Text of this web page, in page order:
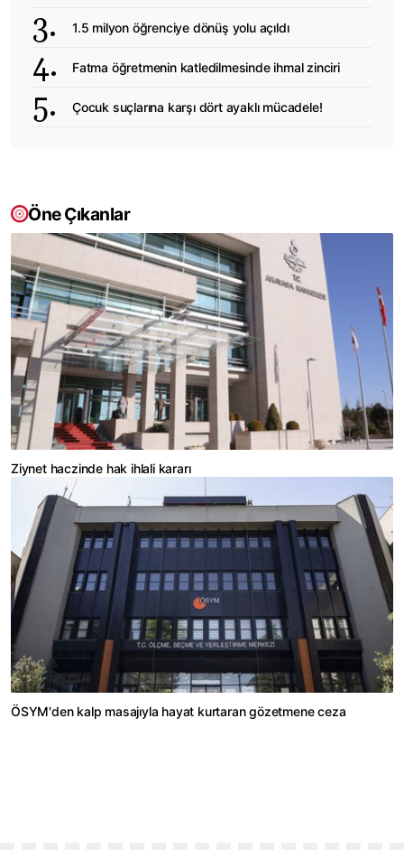
1.5 milyon öğrenciye dönüş yolu açıldı
Fatma öğretmenin katledilmesinde ihmal zinciri
Çocuk suçlarına karşı dört ayaklı mücadele!
Öne Çıkanlar
Ziynet haczinde hak ihlali kararı
ÖSYM'den kalp masajıyla hayat kurtaran gözetmene ceza